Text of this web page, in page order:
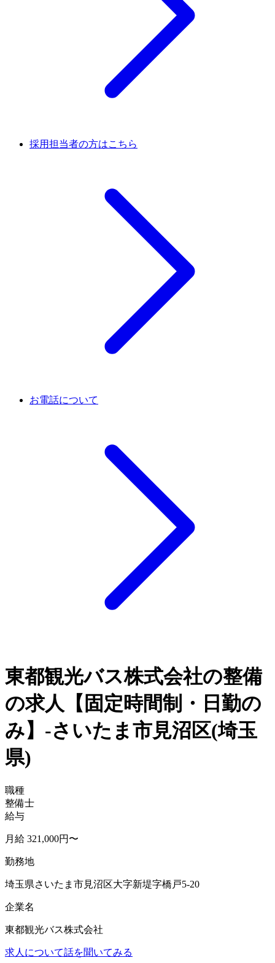
採用担当者の方はこちら
お電話について
東都観光バス株式会社の整備
の求人【固定時間制・日勤の
み】-さいたま市見沼区(埼玉
県)
職種
整備士
給与
月給 321,000円〜
勤務地
埼玉県さいたま市見沼区大字新堤字橋戸5-20
企業名
東都観光バス株式会社
求人について話を聞いてみる